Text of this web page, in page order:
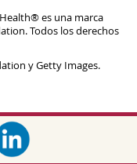
es una marca
Todos los derechos
y Getty Images.